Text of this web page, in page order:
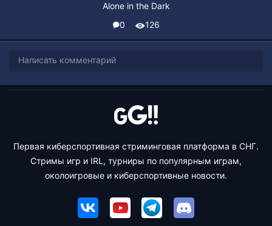
Alone in the Dark
0
126
Написать комментарий
Первая киберспортивная стриминговая платформа в СНГ.
Стримы игр и IRL, турниры по популярным играм,
околоигровые и киберспортивные новости.